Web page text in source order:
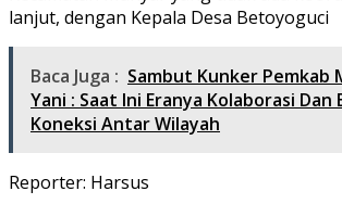
lanjut, dengan Kepala Desa Betoyoguci
Baca Juga : Sambut Kunker Pemkab
Yani : Saat Ini Eranya Kolaborasi Dan
Koneksi Antar Wilayah
Reporter: Harsus